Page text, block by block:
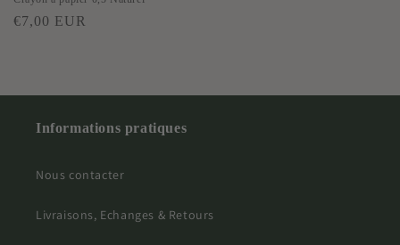
Prix
€7,00 EUR
Informations pratiques
Nous contacter
Livraisons, Echanges & Retours